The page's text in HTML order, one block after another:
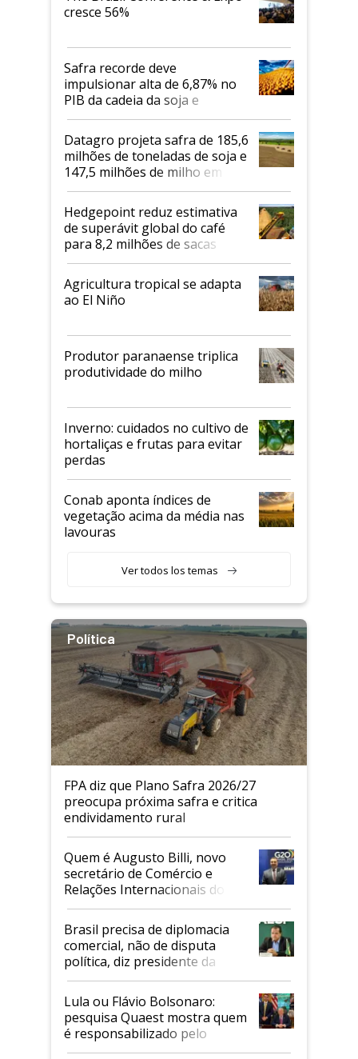
cresce 56%
Safra recorde deve
impulsionar alta de 6,87% no
PIB da cadeia da soja e
biodiesel em 2026
Datagro projeta safra de 185,6
milhões de toneladas de soja e
147,5 milhões de milho em
2026/27
Hedgepoint reduz estimativa
de superávit global do café
para 8,2 milhões de sacas
Agricultura tropical se adapta
ao El Niño
Produtor paranaense triplica
produtividade do milho
Inverno: cuidados no cultivo de
hortaliças e frutas para evitar
perdas
Conab aponta índices de
vegetação acima da média nas
lavouras
Ver todos los temas
Política
FPA diz que Plano Safra 2026/27
preocupa próxima safra e critica
endividamento rural
Quem é Augusto Billi, novo
secretário de Comércio e
Relações Internacionais do
Mapa
Brasil precisa de diplomacia
comercial, não de disputa
política, diz presidente da
Faesp
Lula ou Flávio Bolsonaro:
pesquisa Quaest mostra quem
é responsabilizado pelo
tarifaço dos EUA